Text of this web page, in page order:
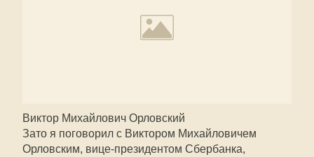
Виктор Михайлович Орловский
Зато я поговорил с Виктором Михайловичем
Орловским, вице-президентом Сбербанка,